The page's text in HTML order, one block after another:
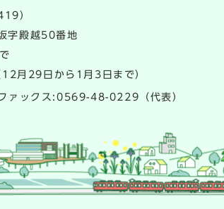
）
字殿越50番地
月29日から1月3日まで）
ァックス:0569-48-0229（代表）